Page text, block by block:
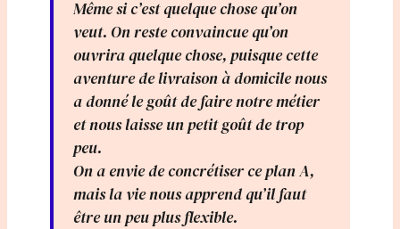
Même si c’est quelque chose qu’on
veut. On reste convaincue qu’on
ouvrira quelque chose, puisque cette
aventure de livraison à domicile nous
a donné le goût de faire notre métier
et nous laisse un petit goût de trop
peu.
On a envie de concrétiser ce plan A,
mais la vie nous apprend qu’il faut
être un peu plus flexible.